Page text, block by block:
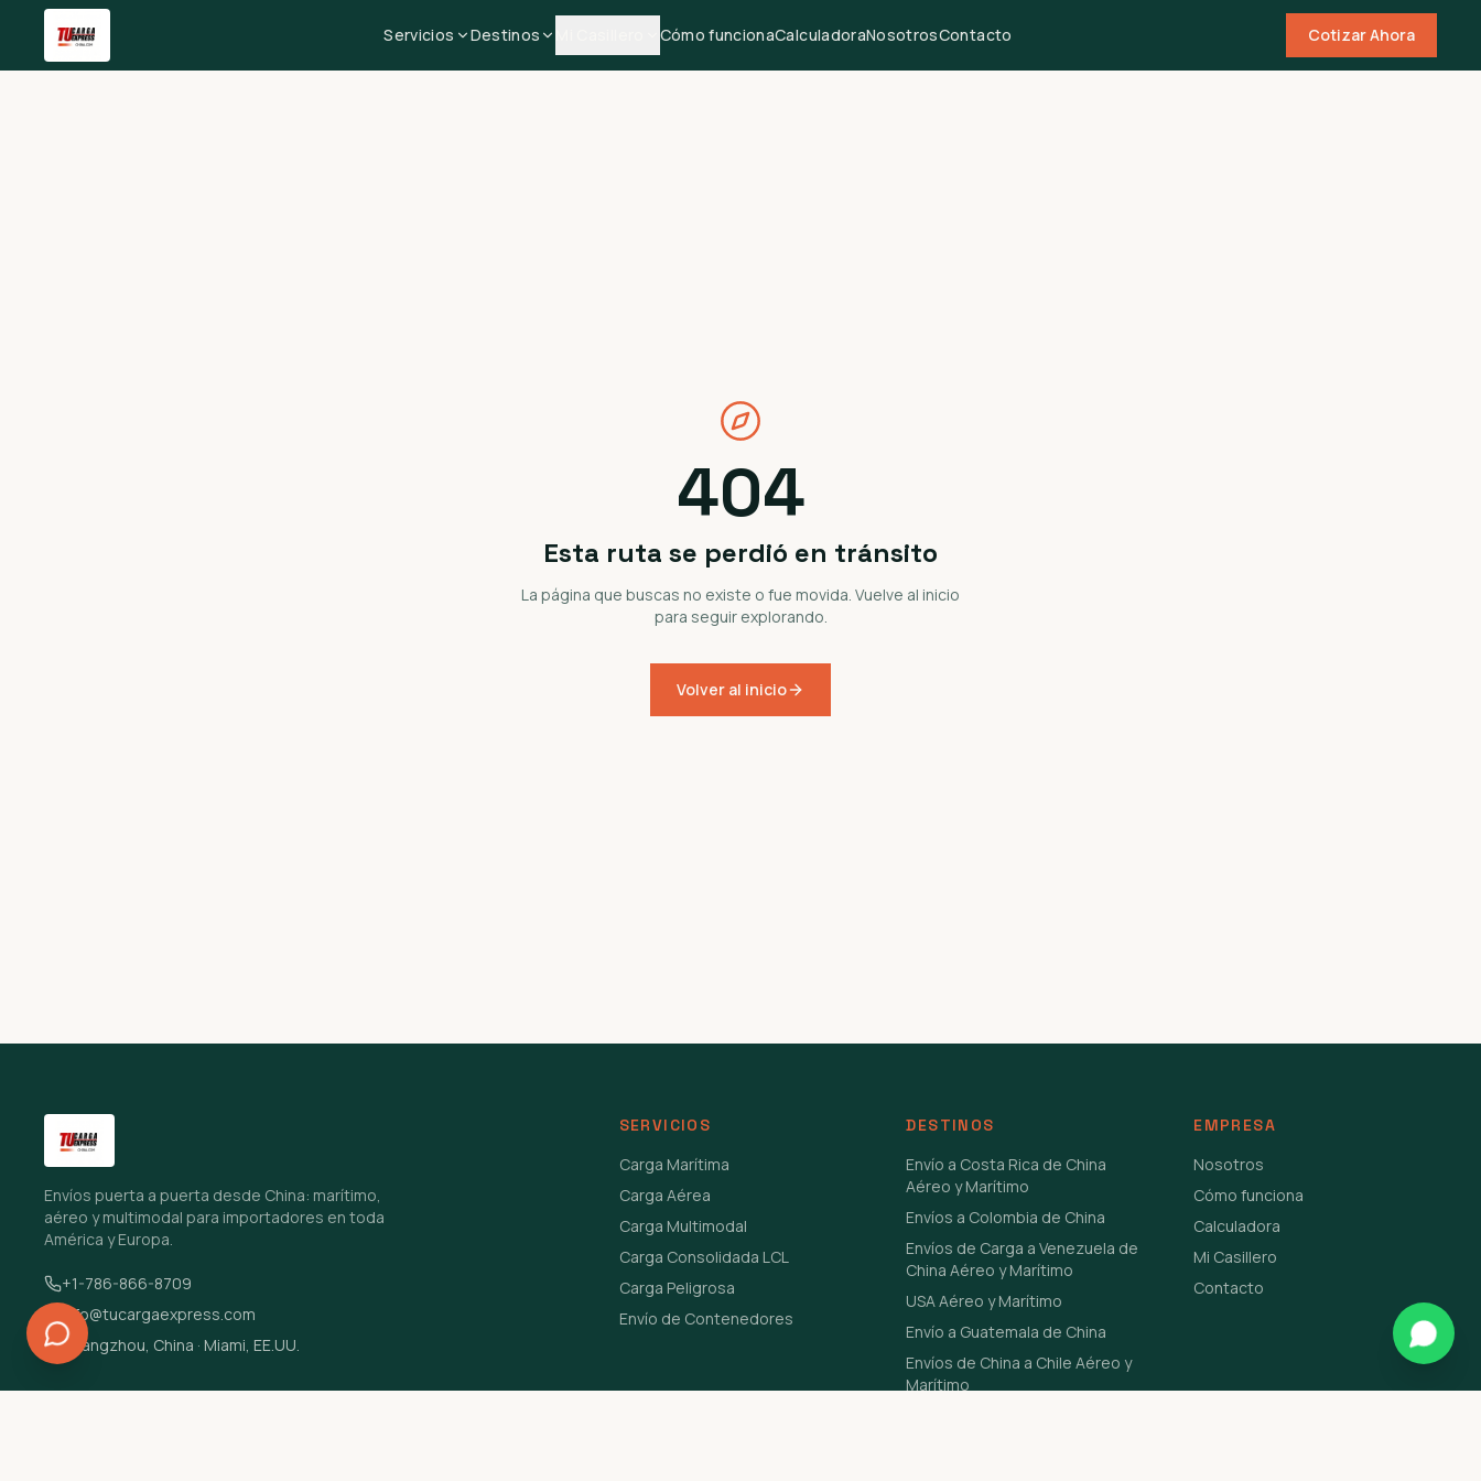
Servicios Destinos Cómo funcionaCalculadoraNosotrosContacto Cotizar Ahora
404
Esta ruta se perdió en tránsito
La página que buscas no existe o fue movida. Vuelve al inicio
para seguir explorando.
Volver al inicio
Envíos puerta a puerta desde China: marítimo,
aéreo y multimodal para importadores en toda
América y Europa.
+1-786-866-8709
info@tucargaexpress.com
Guangzhou, China · Miami, EE.UU.
SERVICIOS
Carga Marítima
Carga Aérea
Carga Multimodal
Carga Consolidada LCL
Carga Peligrosa
Envío de Contenedores
DESTINOS
Envío a Costa Rica de China
Aéreo y Marítimo
Envíos a Colombia de China
Envíos de Carga a Venezuela de
China Aéreo y Marítimo
USA Aéreo y Marítimo
Envío a Guatemala de China
Envíos de China a Chile Aéreo y
Marítimo
EMPRESA
Nosotros
Cómo funciona
Calculadora
Mi Casillero
Contacto